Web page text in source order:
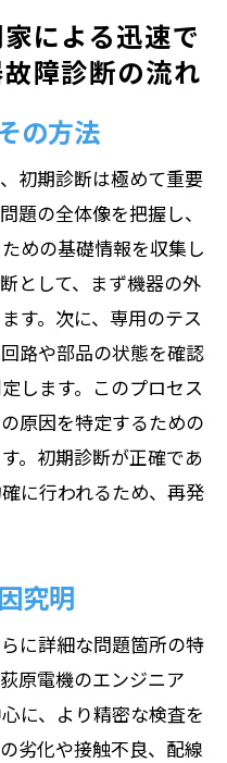
による迅速で
障診断の流れ
の方法
初期診断は極めて重要
題の全体像を把握し、
めの基礎情報を収集し
として、まず機器の外
す。次に、専用のテス
路や部品の状態を確認
します。このプロセス
原因を特定するための
。初期診断が正確であ
に行われるため、再発
究明
に詳細な問題箇所の特
原電機のエンジニア
に、より精密な検査を
劣化や接触不良、配線